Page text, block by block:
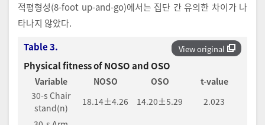
적평형성(8-foot up-and-go)에서는 집단 간 유의한 차이가 나
타나지 않았다.
View original
Table 3.
Physical fitness of NOSO and OSO
Variable NOSO OSO
t-value
30-s Chair
stand(n)
18.14±4.26 14.20±5.29
2.023